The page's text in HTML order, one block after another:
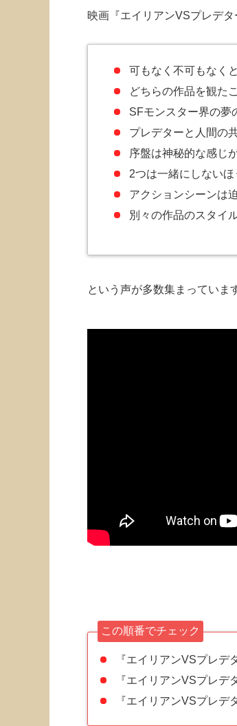
映画『エイリアンVSプレデタ
可もなく不可もなく
どちらの作品を観た
SFモンスター界の夢
プレデターと人間の
序盤は神秘的な感じ
2つは一緒にしない
アクションシーンは
別々の作品のスタイ
という声が多数集まっていま
この順番でチェック
『エイリアンVSプレデ
『エイリアンVSプレデ
『エイリアンVSプレ